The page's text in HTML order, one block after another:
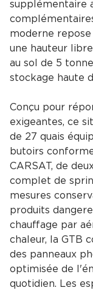
supplémentaire
moderne
une hauteur
au sol de 5
stockage haute
Conçu pour
exigeantes, ce
de 27 quais
butoirs
CARSAT, de
complet de
mesures
produits
chauffage par
chaleur, la GTB
des panneaux
optimisée de
quotidien. Les